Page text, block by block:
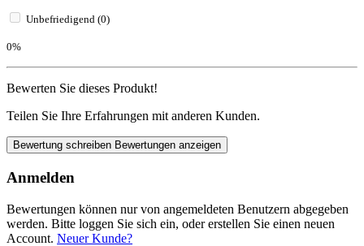
Unbefriedigend (0)
0%
Bewerten Sie dieses Produkt!
Teilen Sie Ihre Erfahrungen mit anderen Kunden.
Bewertung schreiben Bewertungen anzeigen
Anmelden
Bewertungen können nur von angemeldeten Benutzern abgegeben
werden. Bitte loggen Sie sich ein, oder erstellen Sie einen neuen
Account. Neuer Kunde?